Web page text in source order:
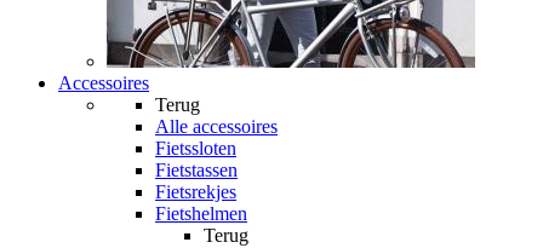
Accessoires
Terug
Alle accessoires
Fietssloten
Fietstassen
Fietsrekjes
Fietshelmen
Terug